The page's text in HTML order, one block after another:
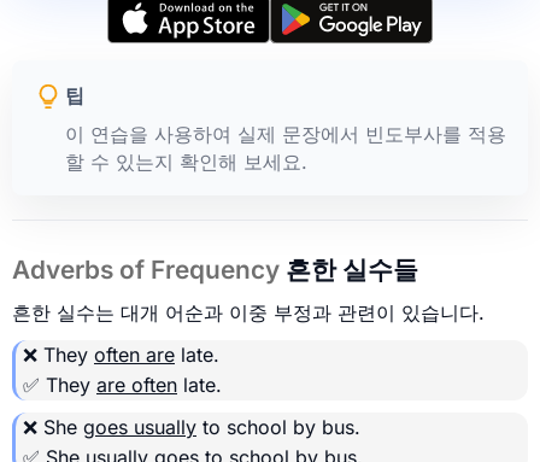
팁
이 연습을 사용하여 실제 문장에서 빈도부사를 적용
할 수 있는지 확인해 보세요.
Adverbs of Frequency 흔한 실수들
흔한 실수는 대개 어순과 이중 부정과 관련이 있습니다.
❌ They often are late.
✅ They are often late.
❌ She goes usually to school by bus.
✅ She usually goes to school by bus.